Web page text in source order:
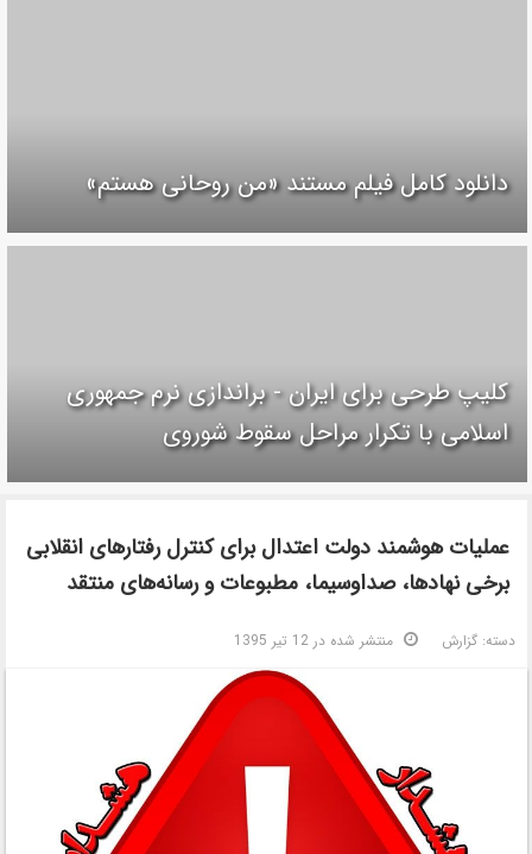
دانلود کامل فیلم مستند «من روحانی هستم»
کلیپ طرحی برای ایران - براندازی نرم جمهوری
اسلامی با تکرار مراحل سقوط شوروی
عملیات هوشمند دولت اعتدال برای کنترل رفتارهای انقلابی
برخی نهادها، صداوسیما، مطبوعات و رسانه‌های منتقد
دسته:گزارش منتشر شده در 12 تیر 1395